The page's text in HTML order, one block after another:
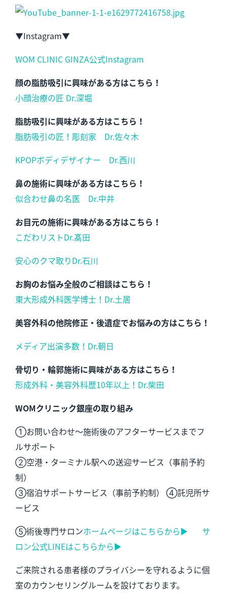
▼Instagram▼
WOM CLINIC GINZA公式Instagram
顔の脂肪吸引に興味がある方はこちら！
小顔治療の匠 Dr.深堀
脂肪吸引に興味がある方はこちら！
脂肪吸引の匠！彫刻家 Dr.佐々木
KPOPボディデザイナー Dr.西川
鼻の施術に興味がある方はこちら！
似合わせ鼻の名医 Dr.中井
お目元の施術に興味がある方はこちら！
こだわリストDr.髙田
安心のクマ取りDr.石川
お胸のお悩み全般のご相談はこちら！
東大形成外科医学博士！Dr.土居
美容外科の他院修正・後遺症でお悩みの方はこちら！
メディア出演多数！Dr.朝日
骨切り・輪郭施術に興味がある方はこちら！
形成外科・美容外科歴10年以上！Dr.柴田
WOMクリニック銀座の取り組み
①お問い合わせ～施術後のアフターサービスまでフ
ルサポート
②空港・ターミナル駅への送迎サービス（事前予約
制）
③宿泊サポートサービス（事前予約制） ④託児所サ
ービス
⑤術後専門サロンホームページはこちらから▶︎ サ
ロン公式LINEはこちらから▶︎
ご来院される患者様のプライバシーを守れるように個
室のカウンセリングルームを設けております。